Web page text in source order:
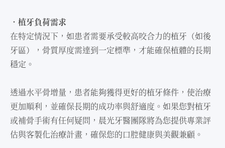
．植牙負荷需求
在特定情況下，如患者需要承受較⾼咬合⼒的植牙（如後
牙區），骨質厚度需達到⼀定標準，才能確保植體的長期
穩定。
透過⽔平骨增量，患者能夠獲得更好的植牙條件，使治療
更加順利，並確保長期的成功率與舒適度。如果您對植牙
或補骨⼿術有任何疑問，晨光牙醫團隊將為您提供專業評
估與客製化治療計畫，確保您的⼝腔健康與美觀兼顧。